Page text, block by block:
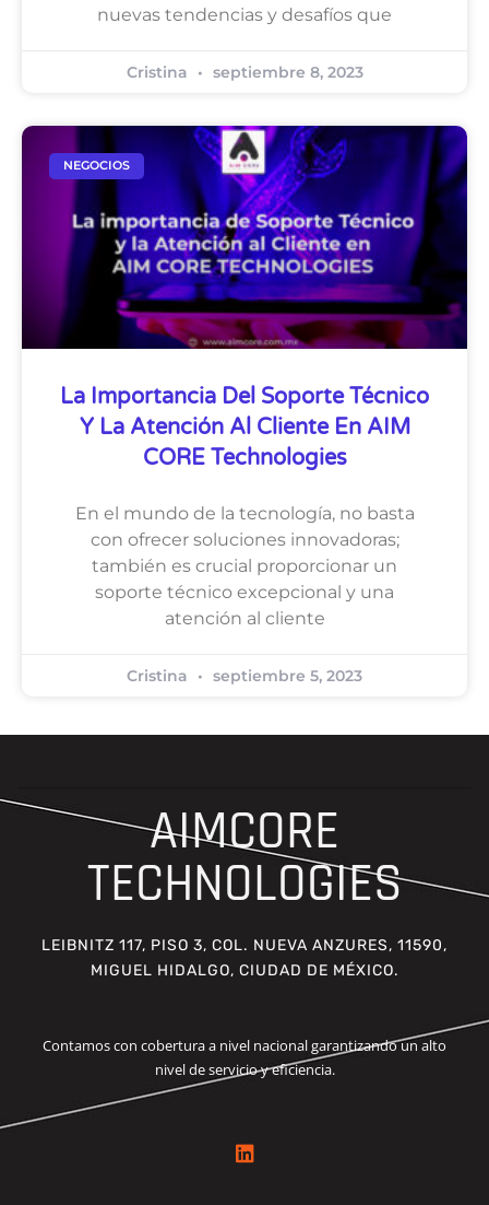
nuevas tendencias y desafíos que
Cristina septiembre 8, 2023
NEGOCIOS
La Importancia Del Soporte Técnico
Y La Atención Al Cliente En AIM
CORE Technologies
En el mundo de la tecnología, no basta
con ofrecer soluciones innovadoras;
también es crucial proporcionar un
soporte técnico excepcional y una
atención al cliente
Cristina septiembre 5, 2023
AIMCORE
TECHNOLOGIES
LEIBNITZ 117, PISO 3, COL. NUEVA ANZURES, 11590,
MIGUEL HIDALGO, CIUDAD DE MÉXICO.
Contamos con cobertura a nivel nacional garantizando un alto
nivel de servicio y eficiencia.